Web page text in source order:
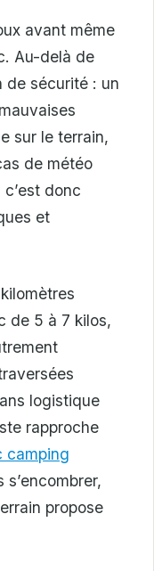
avant même
Au-delà de
de sécurité : un
sur le terrain,
de météo
donc
et
de 5 à 7 kilos,
logistique
rapproche
camping
propose